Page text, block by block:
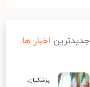
جدیدترین اخبار ها
پزشکیان: